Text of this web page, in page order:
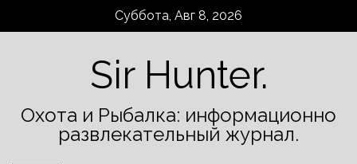
Суббота, Авг 8, 2026
Sir Hunter.
Охота и Рыбалка: информационно
развлекательный журнал.